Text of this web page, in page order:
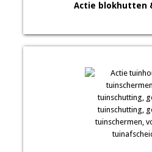
Actie blokhutten